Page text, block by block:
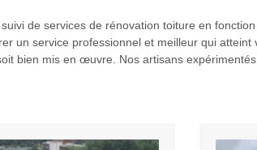
de services de rénovation toiture en
un service professionnel et meilleur qui
bien mis en œuvre. Nos artisans